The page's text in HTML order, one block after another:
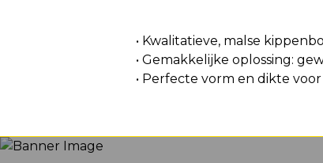
Voordeel• Kwalitatieve, malse
• Gemakkelijke oplossing:
• Perfecte vorm en dikte